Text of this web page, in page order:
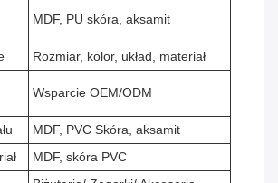
MDF, PU skóra, aksamit
Rozmiar, kolor, układ, materiał
Wsparcie OEM/ODM
MDF, PVC Skóra, aksamit
MDF, skóra PVC